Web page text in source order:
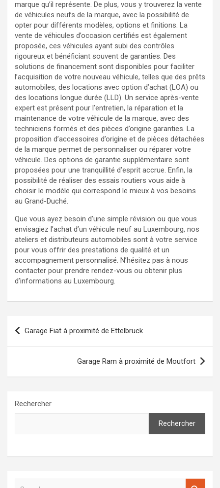
marque qu’il représente. De plus, vous y trouverez la vente
de véhicules neufs de la marque, avec la possibilité de
opter pour différents modèles, options et finitions. La
vente de véhicules d’occasion certifiés est également
proposée, ces véhicules ayant subi des contrôles
rigoureux et bénéficiant souvent de garanties. Des
solutions de financement sont disponibles pour faciliter
l’acquisition de votre nouveau véhicule, telles que des prêts
automobiles, des locations avec option d’achat (LOA) ou
des locations longue durée (LLD). Un service après-vente
expert est présent pour l’entretien, la réparation et la
maintenance de votre véhicule de la marque, avec des
techniciens formés et des pièces d’origine garanties. La
proposition d’accessoires d’origine et de pièces détachées
de la marque permet de personnaliser ou réparer votre
véhicule. Des options de garantie supplémentaire sont
proposées pour une tranquillité d’esprit accrue. Enfin, la
possibilité de réaliser des essais routiers vous aide à
choisir le modèle qui correspond le mieux à vos besoins
au Grand-Duché.
Que vous ayez besoin d’une simple révision ou que vous
envisagiez l’achat d’un véhicule neuf au Luxembourg, nos
ateliers et distributeurs automobiles sont à votre service
pour vous offrir des prestations de qualité et un
accompagnement personnalisé. N’hésitez pas à nous
contacter pour prendre rendez-vous ou obtenir plus
d’informations au Luxembourg.
Navigation
de
Garage Fiat à proximité de Ettelbruck
Garage Ram à proximité de Moutfort
Rechercher
Rechercher